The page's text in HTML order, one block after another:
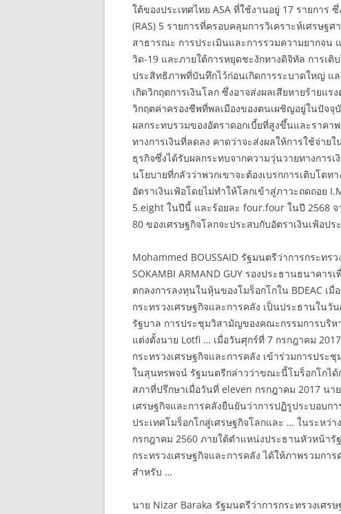
ใต้ของประเทศไทย ASA ที่ใช้งานอยู่ 17 รายการ
(RAS) 5 รายการที่ครอบคลุมการวิเคราะห์เศรษ
สาธารณะ การประเมินและการรวมความยากจ
วิด-19 และภายใต้การหยุดชะงักทางดิจิทัล การเ
ประสิทธิภาพที่บันทึกไว้ก่อนเกิดการระบาดใหญ่ แ
เกิดวิกฤตการเงินโลก ซึ่งอาจส่งผลเสียหายร้ายแ
วิกฤตค่าครองชีพที่พลเมืองของตนเผชิญอยู่ในปัจ
ผลกระทบรวมของอัตราดอกเบี้ยที่สูงขึ้นและราค
ทางการเงินที่ลดลง คาดว่าจะส่งผลให้การใช้จ่าย
ธุรกิจซึ่งได้รับผลกระทบจากความวุ่นวายทางการ
นโยบายที่กลัวว่าพวกเขาจะต้องเบรกการเติบโต
อัตราเงินเฟ้อโดยไม่ทำให้โลกเข้าสู่ภาวะถดถอย
5.eight ในปีนี้ และร้อยละ four.four ในปี 2568
80 ของเศรษฐกิจโลกจะประสบกับอัตราเงินเฟ้อป
Mohammed BOUSSAID รัฐมนตรีว่าการกระทร
SOKAMBI ARMAND GUY รองประธานธนาคา
ตกลงการลงทุนในหุ้นของโมร็อกโกใน BDEAC เ
กระทรวงเศรษฐกิจและการคลัง เป็นประธานใน
รัฐบาล การประชุมวิสามัญของคณะกรรมการบริ
แต่งตั้งนาย Lotfi … เมื่อวันศุกร์ที่ 7 กรกฎาคม
กระทรวงเศรษฐกิจและการคลัง เข้าร่วมการปร
ในสุนทรพจน์ รัฐมนตรีกล่าวว่าขณะนี้โมร็อกโกไ
สภาที่ปรึกษาเมื่อวันที่ eleven กรกฎาคม 2017 นา
เศรษฐกิจและการคลังยืนยันว่าการปฏิรูประบอบก
ประเทศโมร็อกโกสู่เศรษฐกิจโลกและ … ในระห
กรกฎาคม 2560 ภายใต้ตำแหน่งประธานหัวหน้ารั
กระทรวงเศรษฐกิจและการคลัง ได้ให้ภาพรวมก
สำหรับ …
นาย Nizar Baraka รัฐมนตรีว่าการกระทรวงเศ